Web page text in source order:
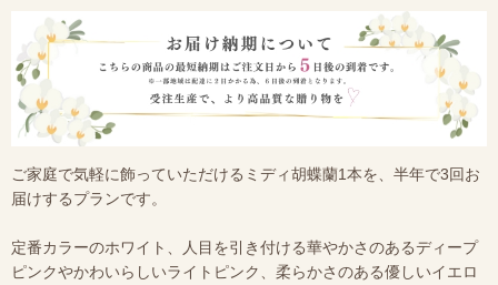
ご家庭で気軽に飾っていただけるミディ胡蝶蘭1本を、半年で3回お
届けするプランです。
定番カラーのホワイト、人目を引き付ける華やかさのあるディープ
ピンクやかわいらしいライトピンク、柔らかさのある優しいイエロ